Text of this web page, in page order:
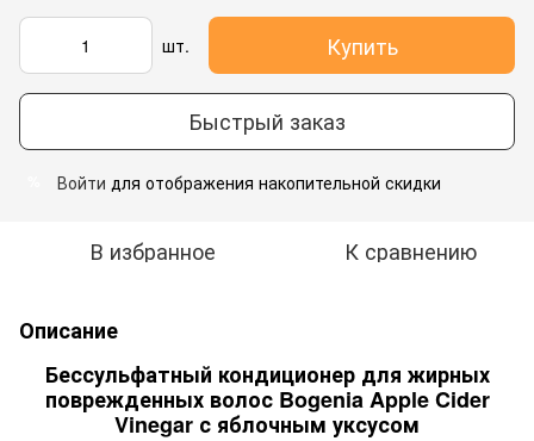
шт. Купить
Быстрый заказ
Войти для отображения накопительной скидки
В избранное К сравнению
Описание
Бессульфатный кондиционер для жирных
поврежденных волос Bogenia Apple Cider
Vinegar с яблочным уксусом